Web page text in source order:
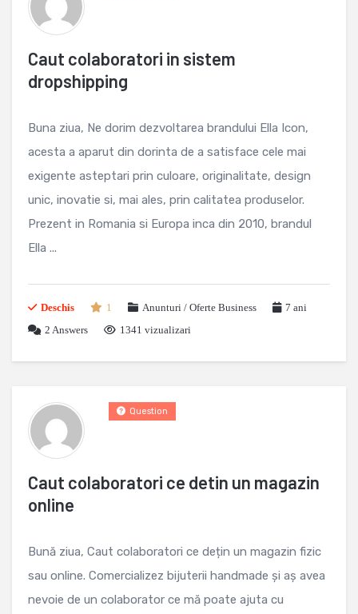
Caut colaboratori in sistem
dropshipping
Buna ziua, Ne dorim dezvoltarea brandului Ella Icon,
acesta a aparut din dorinta de a satisface cele mai
exigente asteptari prin culoare, originalitate, design
unic, inovatie si, mai ales, prin calitatea produselor.
Prezent in Romania si Europa inca din 2010, brandul
Ella ...
Deschis 1 Anunturi / Oferte Business
7 ani
2 Answers 1341 vizualizari
Caut colaboratori ce detin un magazin
online
Question
Bună ziua, Caut colaboratori ce dețin un magazin fizic
sau online. Comercializez bijuterii handmade și aș avea
nevoie de un colaborator ce mă poate ajuta cu